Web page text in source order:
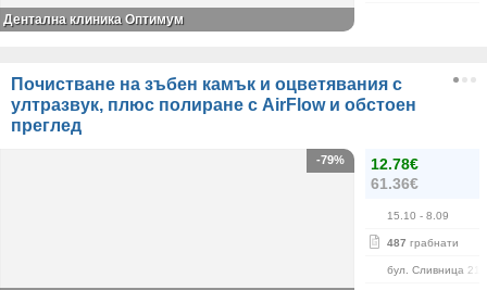
Дентална клиника Оптимум
Почистване на зъбен камък и оцветявания с
ултразвук, плюс полиране с AirFlow и обстоен
преглед
12.78€
61.36€
15.10 - 8.09
487 грабнати
бул. Сливница 215
-79%